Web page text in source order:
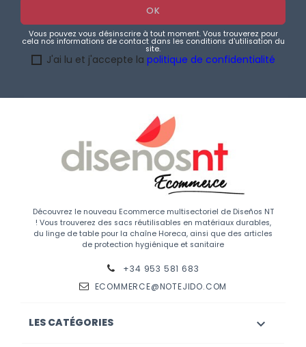
Vous pouvez vous désinscrire à tout moment. Vous trouverez pour
cela nos informations de contact dans les conditions d'utilisation du
site.
J'ai lu et j'accepte la politique de confidentialité
Découvrez le nouveau Ecommerce multisectoriel de Diseños NT
! Vous trouverez des sacs réutilisables en matériaux durables,
du linge de table pour la chaîne Horeca, ainsi que des articles
de protection hygiénique et sanitaire
+34 953 581 683
ECOMMERCE@NOTEJIDO.COM
LES CATÉGORIES 